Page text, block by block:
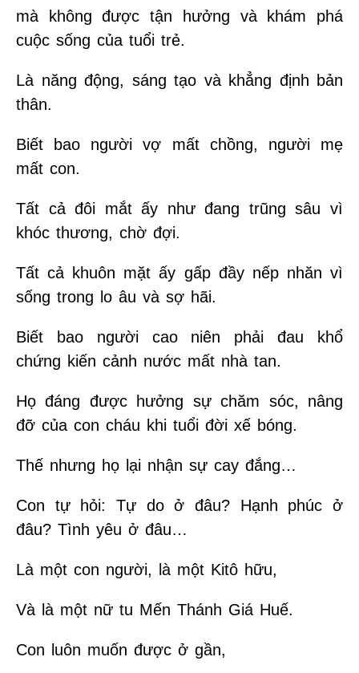
mà không được tận hưởng và khám phá
cuộc sống của tuổi trẻ.
Là năng động, sáng tạo và khẳng định bản
thân.
Biết bao người vợ mất chồng, người mẹ
mất con.
Tất cả đôi mắt ấy như đang trũng sâu vì
khóc thương, chờ đợi.
Tất cả khuôn mặt ấy gấp đầy nếp nhăn vì
sống trong lo âu và sợ hãi.
Biết bao người cao niên phải đau khổ
chứng kiến cảnh nước mất nhà tan.
Họ đáng được hưởng sự chăm sóc, nâng
đỡ của con cháu khi tuổi đời xế bóng.
Thế nhưng họ lại nhận sự cay đắng…
Con tự hỏi: Tự do ở đâu? Hạnh phúc ở
đâu? Tình yêu ở đâu…
Là một con người, là một Kitô hữu,
Và là một nữ tu Mến Thánh Giá Huế.
Con luôn muốn được ở gần,